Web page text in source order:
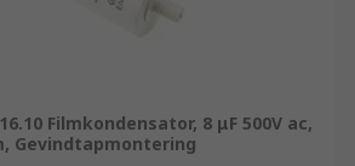
Filmkondensator, 8 μF 500V ac,
Gevindtapmontering